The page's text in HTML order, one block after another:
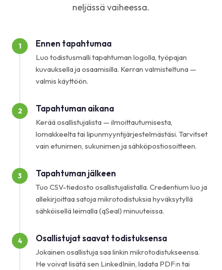
neljässä vaiheessa.
1 Ennen tapahtumaa
Luo todistusmalli tapahtuman logolla, työpajan
kuvauksella ja osaamisilla. Kerran valmisteltuna —
valmis käyttöön.
2 Tapahtuman aikana
Kerää osallistujalista — ilmoittautumisesta,
lomakkeelta tai lipunmyyntijärjestelmästäsi. Tarvitset
vain etunimen, sukunimen ja sähköpostiosoitteen.
3 Tapahtuman jälkeen
Tuo CSV-tiedosto osallistujalistalla. Credentium luo ja
allekirjoittaa satoja mikrotodistuksia hyväksytyllä
sähköisellä leimalla (qSeal) minuuteissa.
4 Osallistujat saavat todistuksensa
Jokainen osallistuja saa linkin mikrotodistukseensa.
He voivat lisätä sen LinkedIniin, ladata PDF:n tai